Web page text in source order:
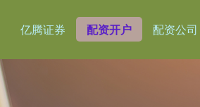
亿腾证券 配资开户 配资公司